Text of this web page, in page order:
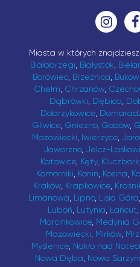
Miasta w których
Białobrzegi, Białystok,
Borówiec, Brzeźnica,
Chełm, Chrzanów,
Dąbrówki, Dębica,
Dobrzykowice,
Gliwice, Gniezno, Godów,
Mazowiecki, Iwierzyce,
Jaworzno, Jelcz-
Katowice, Kęty, Kluczbork
Komorniki, Konin, Kosina,
Kraków, Krapkowice,
Limanowa, Lipno, Lisia Góra,
Luboń, Lutynia, Łańcut,
Marcinkowice, Medynia
Mazowiecki, Mirków,
Myślenice, Nakło nad
Nowa Dęba, Nowa